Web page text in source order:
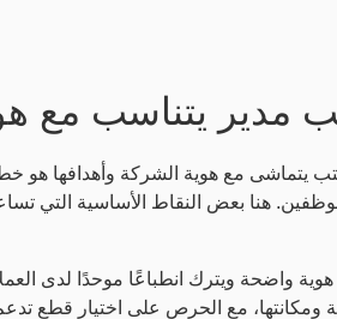
مدير يتناسب مع
يتماشى مع هوية الشركة وأهدافها هو
هنا بعض النقاط الأساسية التي
واضحة ويترك انطباعًا موحدًا لدى
مع الحرص على اختيار قطع تدعم